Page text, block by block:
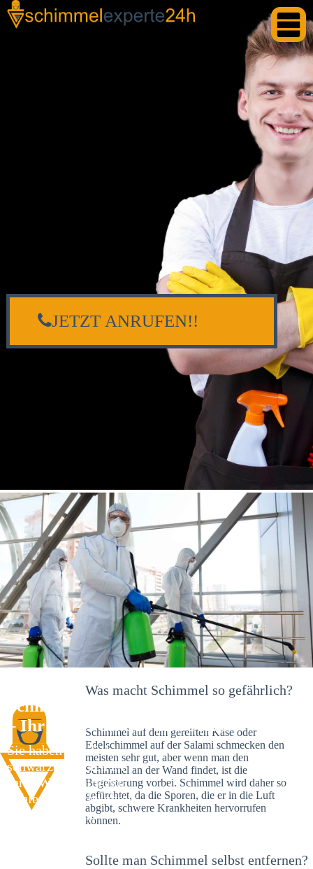
Schimmelexperte in Nordweststadt
– Ihr Helfer an Ort und Stelle
Sie haben kürzlich
schwarze Flecken an
Ihrer Wand entdeckt?
Schlechte Nachrichten:
Sie haben einen
JETZT ANRUFEN!!
Was macht Schimmel so gefährlich?
Schimmel auf dem gereiften Käse oder
Edelschimmel auf der Salami schmecken den
meisten sehr gut, aber wenn man den
Schimmel an der Wand findet, ist die
Begeisterung vorbei. Schimmel wird daher so
gefürchtet, da die Sporen, die er in die Luft
abgibt, schwere Krankheiten hervorrufen
können.
Sollte man Schimmel selbst entfernen?